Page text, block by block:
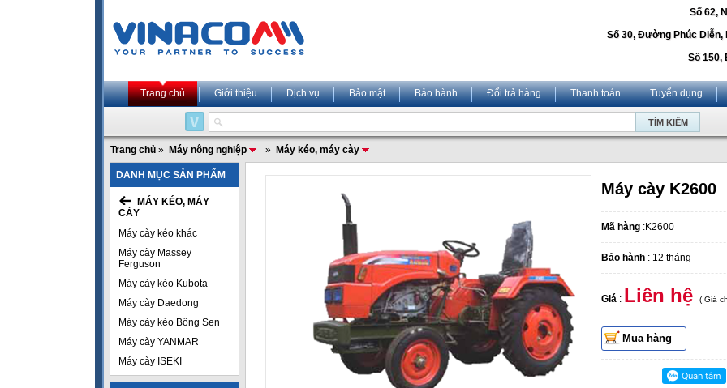
Số 62,
Số 30, Đường Phúc Diễn,
Số 150,
Trang chủ Giới thiệu Dịch vụ Bảo mật Bảo hành Đổi trả hàng Thanh toán Tuyển dụng
Trang chủ » Máy nông nghiệp » Máy kéo, máy cày
DANH MỤC SẢN PHẨM
MÁY KÉO, MÁY
CÀY
Máy cày kéo khác
Máy cày Massey
Ferguson
Máy cày kéo Kubota
Máy cày Daedong
Máy cày kéo Bông Sen
Máy cày YANMAR
Máy cày ISEKI
Máy cày K2600
Mã hàng :K2600
Bảo hành : 12 tháng
Giá : Liên hệ ( Giá
Mua hàng